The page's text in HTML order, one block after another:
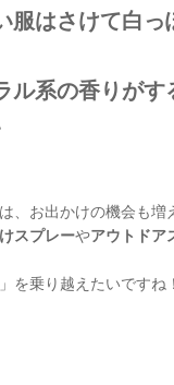
服はさけて白っ
ル系の香りがす
、お出かけの機会も増
スプレーやアウトドア
を乗り越えたいですね